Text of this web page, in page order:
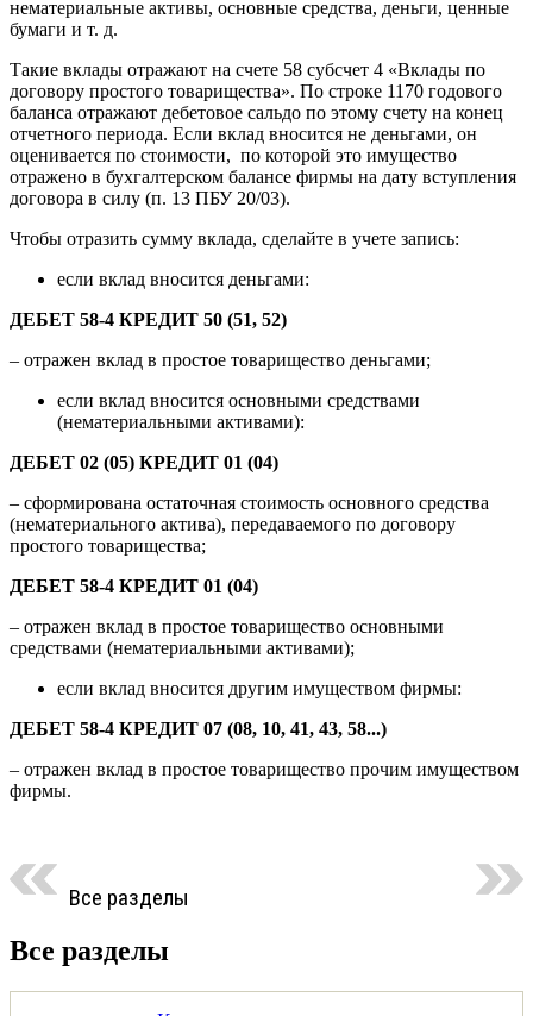
нематериальные активы, основные средства, деньги, ценные
бумаги и т. д.
Такие вклады отражают на счете 58 субсчет 4 «Вклады по
договору простого товарищества». По строке 1170 годового
баланса отражают дебетовое сальдо по этому счету на конец
отчетного периода. Если вклад вносится не деньгами, он
оценивается по стоимости, по которой это имущество
отражено в бухгалтерском балансе фирмы на дату вступления
договора в силу (п. 13 ПБУ 20/03).
Чтобы отразить сумму вклада, сделайте в учете запись:
если вклад вносится деньгами:
ДЕБЕТ 58-4 КРЕДИТ 50 (51, 52)
– отражен вклад в простое товарищество деньгами;
если вклад вносится основными средствами
(нематериальными активами):
ДЕБЕТ 02 (05) КРЕДИТ 01 (04)
– сформирована остаточная стоимость основного средства
(нематериального актива), передаваемого по договору
простого товарищества;
ДЕБЕТ 58-4 КРЕДИТ 01 (04)
– отражен вклад в простое товарищество основными
средствами (нематериальными активами);
если вклад вносится другим имуществом фирмы:
ДЕБЕТ 58-4 КРЕДИТ 07 (08, 10, 41, 43, 58...)
– отражен вклад в простое товарищество прочим имуществом
фирмы.
Все разделы
Все разделы